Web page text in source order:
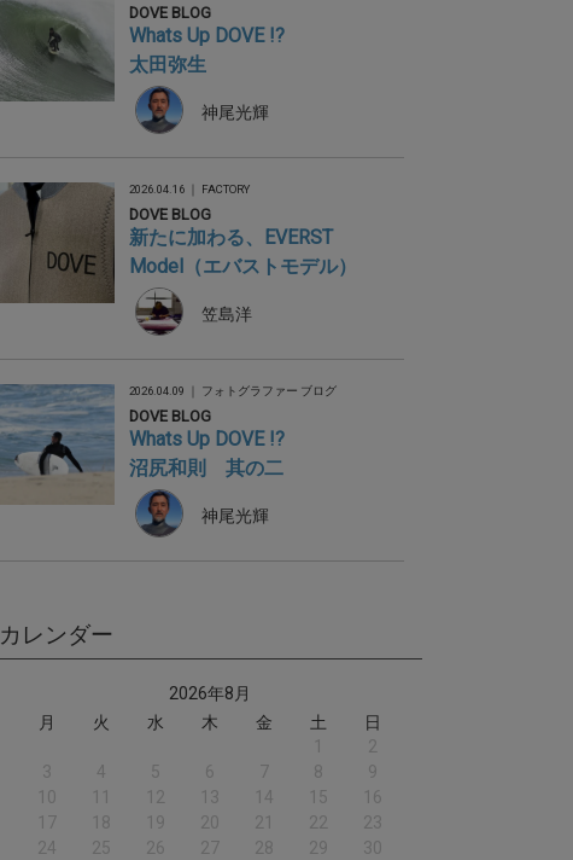
DOVE BLOG
Whats Up DOVE !?
太田弥生
神尾光輝
2026.04.16 ｜ FACTORY
DOVE BLOG
新たに加わる、EVERST
Model（エバストモデル）
笠島洋
2026.04.09 ｜ フォトグラファー ブログ
DOVE BLOG
Whats Up DOVE !?
沼尻和則 其の二
神尾光輝
カレンダー
2026年8月
月
火 水 木 金 土 日
1
2
3
4 5 6 7 8
9
10
11 12 13 14 15
16
17
18 19 20 21 22
23
24
25 26 27 28 29
30